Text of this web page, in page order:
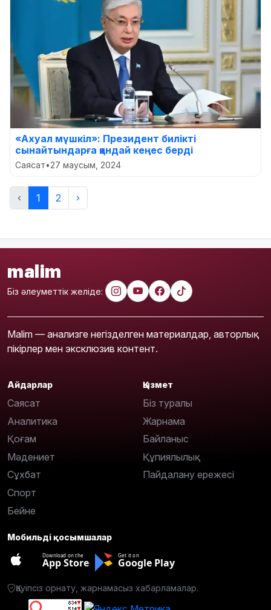
«Ахуал мүшкіл»: Президент билікті
сынайтындарға қандай кеңес берді
Саясат•27 маусым, 2024
‹ 1 2 ›
malim
Біз әлеуметтік желіде:
Malim — анализге негізделген материалдар, авторлық
пікірлер мен эксклюзив контент.
Айдарлар
Саясат
Аналитика
Қоғам
Мәдениет
Сұхбат
Спорт
Бейне
Қызмет
Біз туралы
Жарнама
Байланыс
Құпиялылық
Пайдалану ережесі
Мобильді қосымшалар
Download on the
App Store
Get it on
Google Play
Қауіпсіз орнату, жарнамасыз хабарламалар.